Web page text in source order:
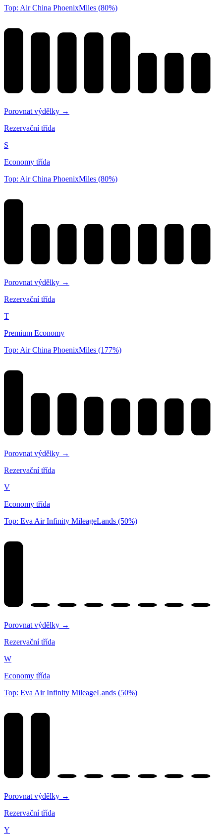
Top: Air China PhoenixMiles (80%)
Porovnat výdělky →
Rezervační třída
S
Economy třída
Top: Air China PhoenixMiles (80%)
Porovnat výdělky →
Rezervační třída
T
Premium Economy
Top: Air China PhoenixMiles (177%)
Porovnat výdělky →
Rezervační třída
V
Economy třída
Top: Eva Air Infinity MileageLands (50%)
Porovnat výdělky →
Rezervační třída
W
Economy třída
Top: Eva Air Infinity MileageLands (50%)
Porovnat výdělky →
Rezervační třída
Y